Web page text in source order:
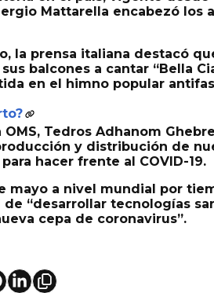
Mattarella encabezó los
la prensa italiana destacó
balcones a cantar “Bella
en el himno popular
Tedros Adhanom
y distribución de
hacer frente al COVID-19.
mayo a nivel mundial por
“desarrollar tecnologías
cepa de coronavirus”.